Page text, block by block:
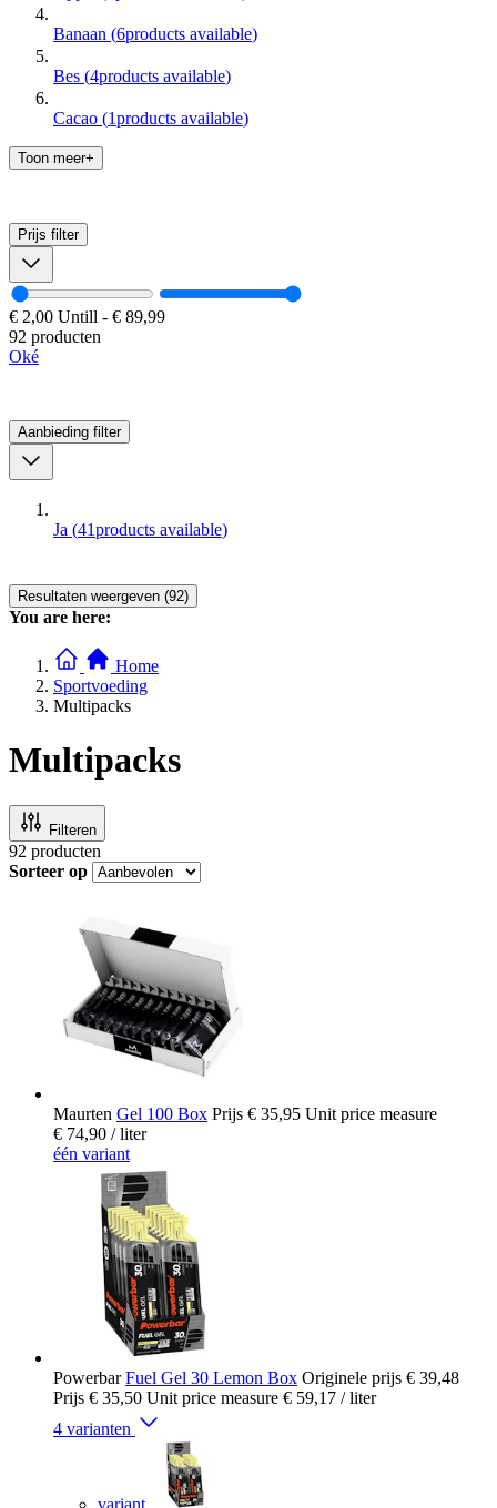
Banaan (6products available)
Bes (4products available)
Cacao (1products available)
Toon meer+
Prijs filter
€ 2,00 Untill - € 89,99
92 producten
Oké
Aanbieding filter
Ja (41products available)
Resultaten weergeven (92)
You are here:
Home
Sportvoeding
Multipacks
Multipacks
Filteren
92 producten
Sorteer op
Maurten Gel 100 Box Prijs € 35,95 Unit price measure
€ 74,90 / liter
één variant
Powerbar Fuel Gel 30 Lemon Box Originele prijs € 39,48
Prijs € 35,50 Unit price measure € 59,17 / liter
4 varianten
variant